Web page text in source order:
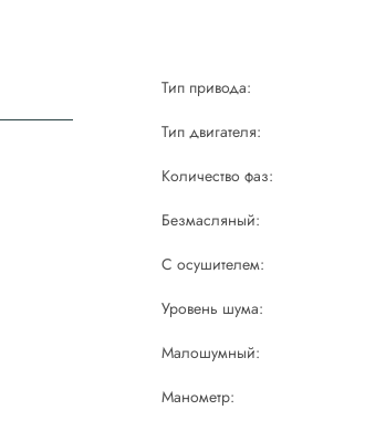
Тип привода:
Тип двигателя:
Количество фаз:
Безмасляный:
С осушителем:
Уровень шума:
Малошумный:
Манометр: